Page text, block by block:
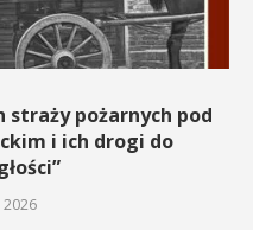
straży pożarnych pod
i ich drogi do
2026